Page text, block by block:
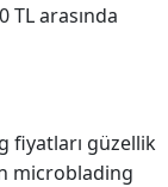
TL arasında
fiyatları güzellik
microblading